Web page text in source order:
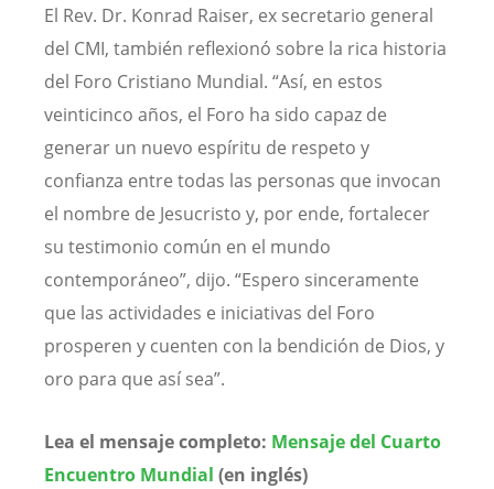
El Rev. Dr. Konrad Raiser, ex secretario general
del CMI, también reflexionó sobre la rica historia
del Foro Cristiano Mundial. “Así, en estos
veinticinco años, el Foro ha sido capaz de
generar un nuevo espíritu de respeto y
confianza entre todas las personas que invocan
el nombre de Jesucristo y, por ende, fortalecer
su testimonio común en el mundo
contemporáneo”, dijo. “Espero sinceramente
que las actividades e iniciativas del Foro
prosperen y cuenten con la bendición de Dios, y
oro para que así sea”.
Lea el mensaje completo: Mensaje del Cuarto
Encuentro Mundial (en inglés)